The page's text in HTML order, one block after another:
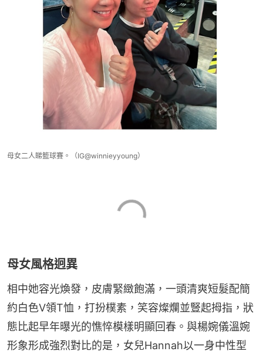
母女二人睇籃球賽。（IG@winnieyyoung）
母女風格迥異
相中她容光煥發，皮膚緊緻飽滿，一頭清爽短髮配簡
約白色V領T恤，打扮樸素，笑容燦爛並豎起拇指，狀
態比起早年曝光的憔悴模樣明顯回春。與楊婉儀溫婉
形象形成強烈對比的是，女兒Hannah以一身中性型